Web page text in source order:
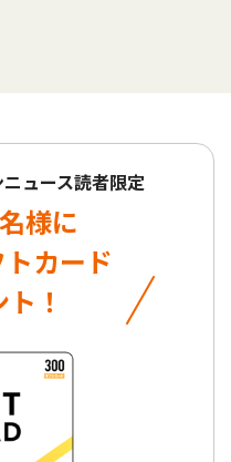
ュース読者限定
様に
カード
！